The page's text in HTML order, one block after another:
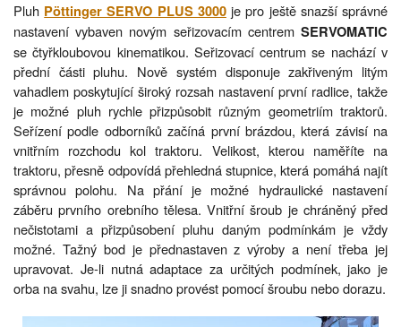
Pluh Pöttinger SERVO PLUS 3000je pro ještě snazší správné
nastavení vybaven novým seřizovacím centrem SERVOMATIC
se čtyřkloubovou kinematikou. Seřizovací centrum se nachází v
přední části pluhu. Nově systém disponuje zakřiveným litým
vahadlem poskytující široký rozsah nastavení první radlice, takže
je možné pluh rychle přizpůsobit různým geometriím traktorů.
Seřízení podle odborníků začíná první brázdou, která závisí na
vnitřním rozchodu kol traktoru. Velikost, kterou naměříte na
traktoru, přesně odpovídá přehledná stupnice, která pomáhá najít
správnou polohu. Na přání je možné hydraulické nastavení
záběru prvního orebního tělesa. Vnitřní šroub je chráněný před
nečistotami a přizpůsobení pluhu daným podmínkám je vždy
možné. Tažný bod je přednastaven z výroby a není třeba jej
upravovat. Je-li nutná adaptace za určitých podmínek, jako je
orba na svahu, lze ji snadno provést pomocí šroubu nebo dorazu.